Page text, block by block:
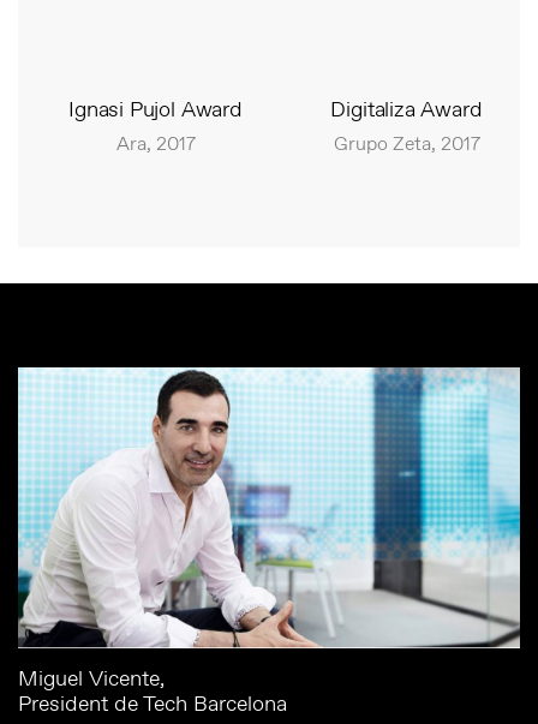
Ignasi Pujol Award
Ara, 2017
Digitaliza Award
Grupo Zeta, 2017
Miguel Vicente,
President de Tech Barcelona